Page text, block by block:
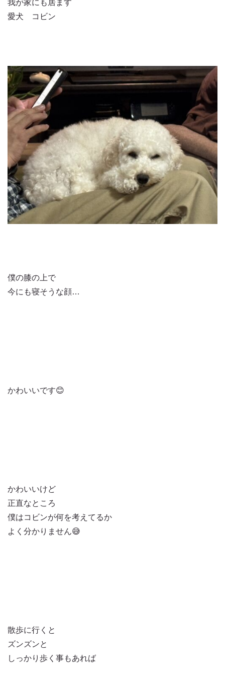
我が家にも居ます
愛犬 コビン
僕の膝の上で
今にも寝そうな顔…
かわいいです😊
かわいいけど
正直なところ
僕はコビンが何を考えてるか
よく分かりません😅
散歩に行くと
ズンズンと
しっかり歩く事もあれば